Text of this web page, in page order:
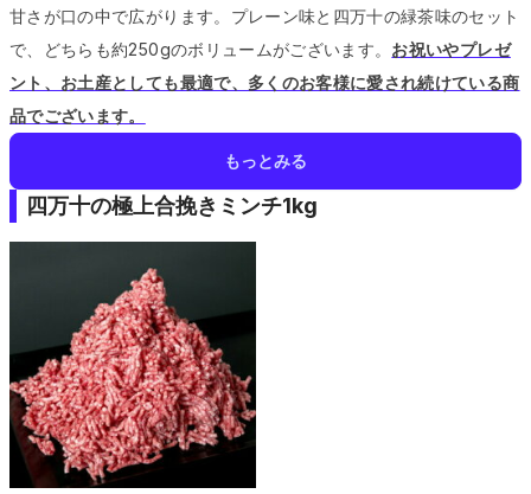
甘さが口の中で広がります。 プレーン味と四万十の緑茶味のセット
で、どちらも約250gのボリュームがございます。 お祝いやプレゼ
ント、お土産としても最適で、多くのお客様に愛され続けている商
品でございます。
もっとみる
四万十の極上合挽きミンチ1kg